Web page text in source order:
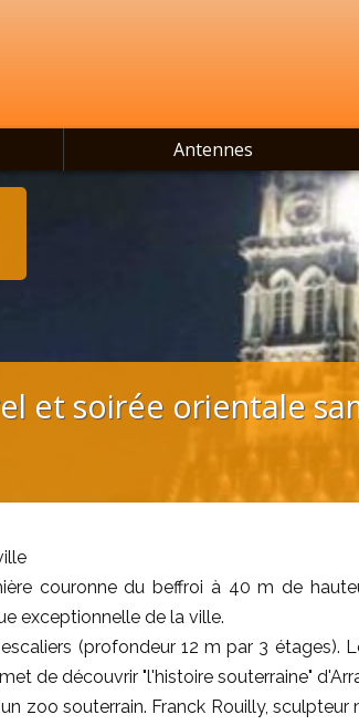
Antennes
et soirée orientale
couronne du beffroi à 40 m de
exceptionnelle de la ville.
(profondeur 12 m par 3 étages).
de découvrir "l'histoire souterraine"
zoo souterrain. Franck Rouilly, sculpteur